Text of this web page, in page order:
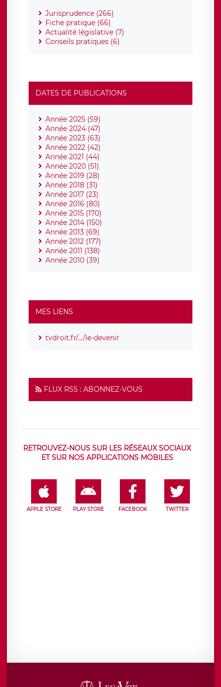
Jurisprudence (266)
Fiche pratique (66)
Actualité législative (7)
Conseils pratiques (6)
DATES DE PUBLICATIONS
Année 2025 (59)
Année 2024 (47)
Année 2023 (63)
Année 2022 (42)
Année 2021 (44)
Année 2020 (51)
Année 2019 (28)
Année 2018 (31)
Année 2017 (23)
Année 2016 (80)
Année 2015 (170)
Année 2014 (150)
Année 2013 (69)
Année 2012 (177)
Année 2011 (138)
Année 2010 (39)
MES LIENS
tvdroit.fr/.../le-devenir
FLUX RSS : ABONNEZ-VOUS
RETROUVEZ-NOUS SUR LES RÉSEAUX SOCIAUX
ET SUR NOS APPLICATIONS MOBILES
APPLE STORE PLAY STORE FACEBOOK TWITTER